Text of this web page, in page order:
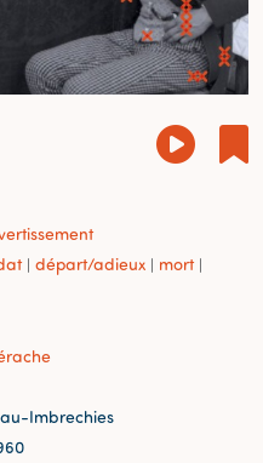
| départ/adieux | mort |
Imbrechies